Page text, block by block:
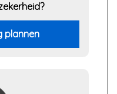
plannen